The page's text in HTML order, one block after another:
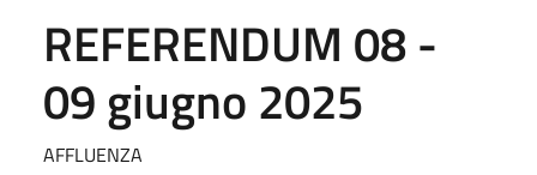
REFERENDUM 08 -
09 giugno 2025
AFFLUENZA